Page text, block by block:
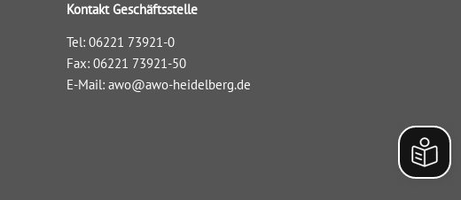
Kontakt Geschäftsstelle
Tel: 06221 73921-0
Fax: 06221 73921-50
E-Mail:awo@awo-heidelberg.de